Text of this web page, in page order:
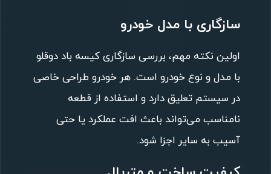
سازگاری با مدل خودرو
اولین نکته مهم، بررسی سازگاری کیسه باد دوقلو
با مدل و نوع خودرو است. هر خودرو طراحی خاصی
در سیستم تعلیق دارد و استفاده از قطعه
نامناسب می‌تواند باعث افت عملکرد یا حتی
آسیب به سایر اجزا شود.